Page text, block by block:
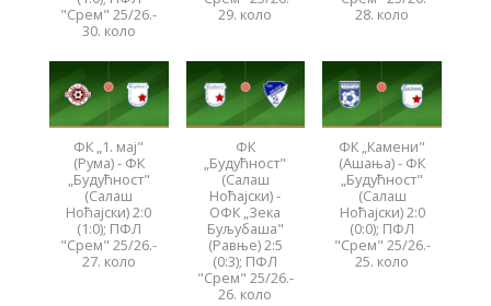
"Срем" 25/26.-
30. коло
29. коло
28. коло
ФК „1. мај"
(Рума) - ФК
„Будућност"
(Салаш
Ноћајски) 2:0
(1:0); ПФЛ
"Срем" 25/26.-
27. коло
ФК
„Будућност"
(Салаш
Ноћајски) -
ОФК „Зека
Буљубаша"
(Равње) 2:5
(0:3); ПФЛ
"Срем" 25/26.-
26. коло
ФК „Камени"
(Ашања) - ФК
„Будућност"
(Салаш
Ноћајски) 2:0
(0:0); ПФЛ
"Срем" 25/26.-
25. коло